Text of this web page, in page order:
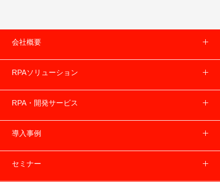
会社概要
RPAソリューション
RPA・開発サービス
導入事例
セミナー